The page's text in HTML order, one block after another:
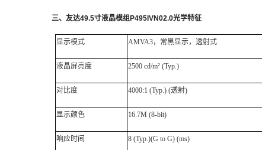
三、 友达49.5寸液晶模组P495IVN02.0光学特征
显示模式 AMVA3，常黑显示，透射式
液晶屏亮度 2500 cd/m² (Typ.)
对比度 4000:1 (Typ.) (透射)
显示颜色 16.7M (8-bit)
响应时间 8 (Typ.)(G to G) (ms)